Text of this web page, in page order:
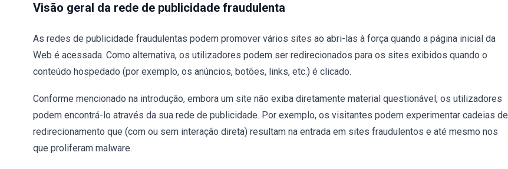
Visão geral da rede de publicidade fraudulenta
As redes de publicidade fraudulentas podem promover vários sites ao abri-las à força quando a página inicial da
Web é acessada. Como alternativa, os utilizadores podem ser redirecionados para os sites exibidos quando o
conteúdo hospedado (por exemplo, os anúncios, botões, links, etc.) é clicado.
Conforme mencionado na introdução, embora um site não exiba diretamente material questionável, os utilizadores
podem encontrá-lo através da sua rede de publicidade. Por exemplo, os visitantes podem experimentar cadeias de
redirecionamento que (com ou sem interação direta) resultam na entrada em sites fraudulentos e até mesmo nos
que proliferam malware.